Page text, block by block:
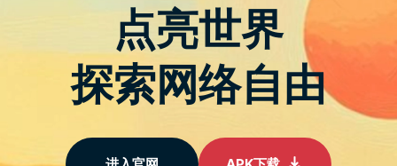
2024 年 4 月 15 日由 nordvpn国内能用吗
不少人在谈论 ChatGPT 这类生成式 AI 会取代人类的职位，
也有一些人想借 AI 「发大财」，例如用低价接一些翻译工